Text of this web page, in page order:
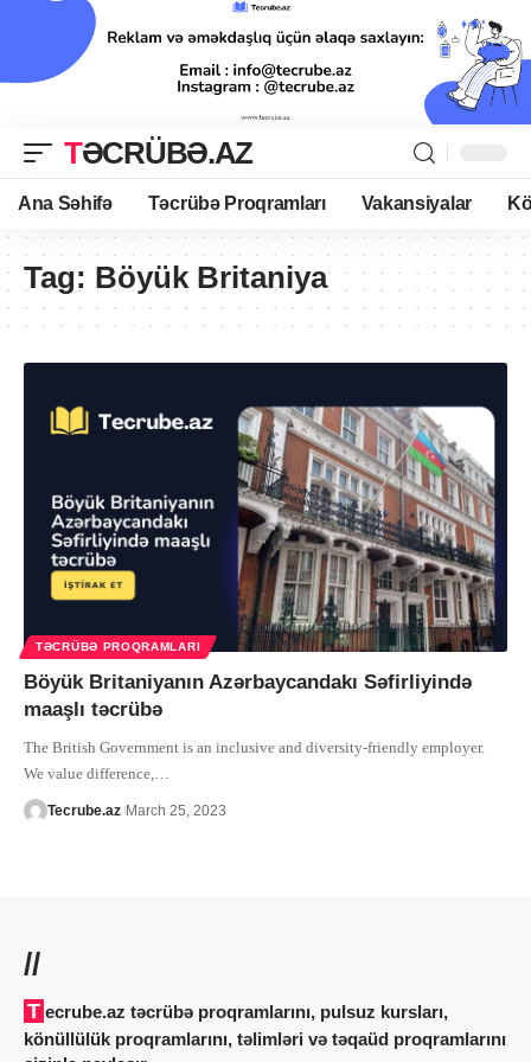
TƏCRÜBƏ.AZ
Ana Səhifə Təcrübə Proqramları Vakansiyalar
Tag: Böyük Britaniya
TƏCRÜBƏ PROQRAMLARI
Böyük Britaniyanın Azərbaycandakı Səfirliyində
maaşlı təcrübə
The British Government is an inclusive and diversity-friendly employer.
We value difference,…
Tecrube.az March 25, 2023
//
Tecrube.az təcrübə proqramlarını, pulsuz kursları,
könüllülük proqramlarını, təlimləri və təqaüd proqramlarını